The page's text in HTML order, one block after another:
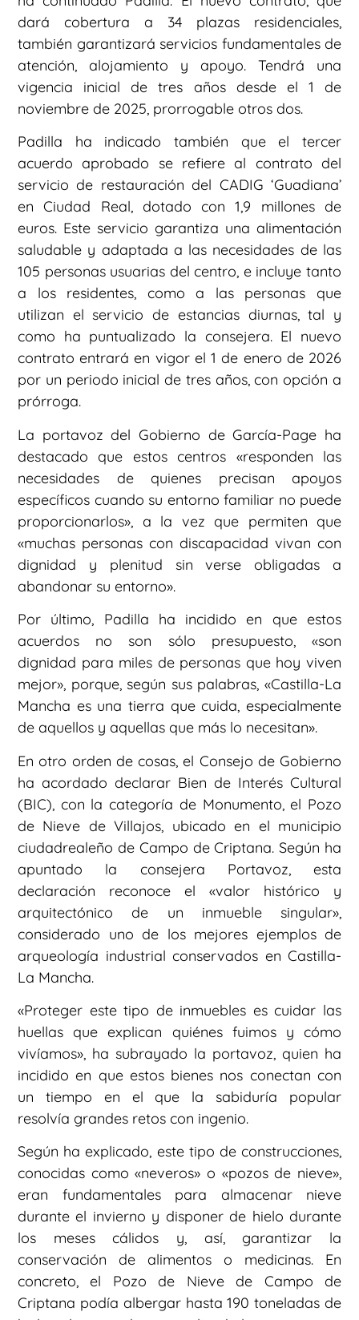
dará cobertura a 34 plazas residenciales,
también garantizará servicios fundamentales de
atención, alojamiento y apoyo. Tendrá una
vigencia inicial de tres años desde el 1 de
noviembre de 2025, prorrogable otros dos.
Padilla ha indicado también que el tercer
acuerdo aprobado se refiere al contrato del
servicio de restauración del CADIG ‘Guadiana’
en Ciudad Real, dotado con 1,9 millones de
euros. Este servicio garantiza una alimentación
saludable y adaptada a las necesidades de las
105 personas usuarias del centro, e incluye tanto
a los residentes, como a las personas que
utilizan el servicio de estancias diurnas, tal y
como ha puntualizado la consejera. El nuevo
contrato entrará en vigor el 1 de enero de 2026
por un periodo inicial de tres años, con opción a
prórroga.
La portavoz del Gobierno de García-Page ha
destacado que estos centros «responden las
necesidades de quienes precisan apoyos
específicos cuando su entorno familiar no puede
proporcionarlos», a la vez que permiten que
«muchas personas con discapacidad vivan con
dignidad y plenitud sin verse obligadas a
abandonar su entorno».
Por último, Padilla ha incidido en que estos
acuerdos no son sólo presupuesto, «son
dignidad para miles de personas que hoy viven
mejor», porque, según sus palabras, «Castilla-La
Mancha es una tierra que cuida, especialmente
de aquellos y aquellas que más lo necesitan».
En otro orden de cosas, el Consejo de Gobierno
ha acordado declarar Bien de Interés Cultural
(BIC), con la categoría de Monumento, el Pozo
de Nieve de Villajos, ubicado en el municipio
ciudadrealeño de Campo de Criptana. Según ha
apuntado la consejera Portavoz, esta
declaración reconoce el «valor histórico y
arquitectónico de un inmueble singular»,
considerado uno de los mejores ejemplos de
arqueología industrial conservados en Castilla-
La Mancha.
«Proteger este tipo de inmuebles es cuidar las
huellas que explican quiénes fuimos y cómo
vivíamos», ha subrayado la portavoz, quien ha
incidido en que estos bienes nos conectan con
un tiempo en el que la sabiduría popular
resolvía grandes retos con ingenio.
Según ha explicado, este tipo de construcciones,
conocidas como «neveros» o «pozos de nieve»,
eran fundamentales para almacenar nieve
durante el invierno y disponer de hielo durante
los meses cálidos y, así, garantizar la
conservación de alimentos o medicinas. En
concreto, el Pozo de Nieve de Campo de
Criptana podía albergar hasta 190 toneladas de